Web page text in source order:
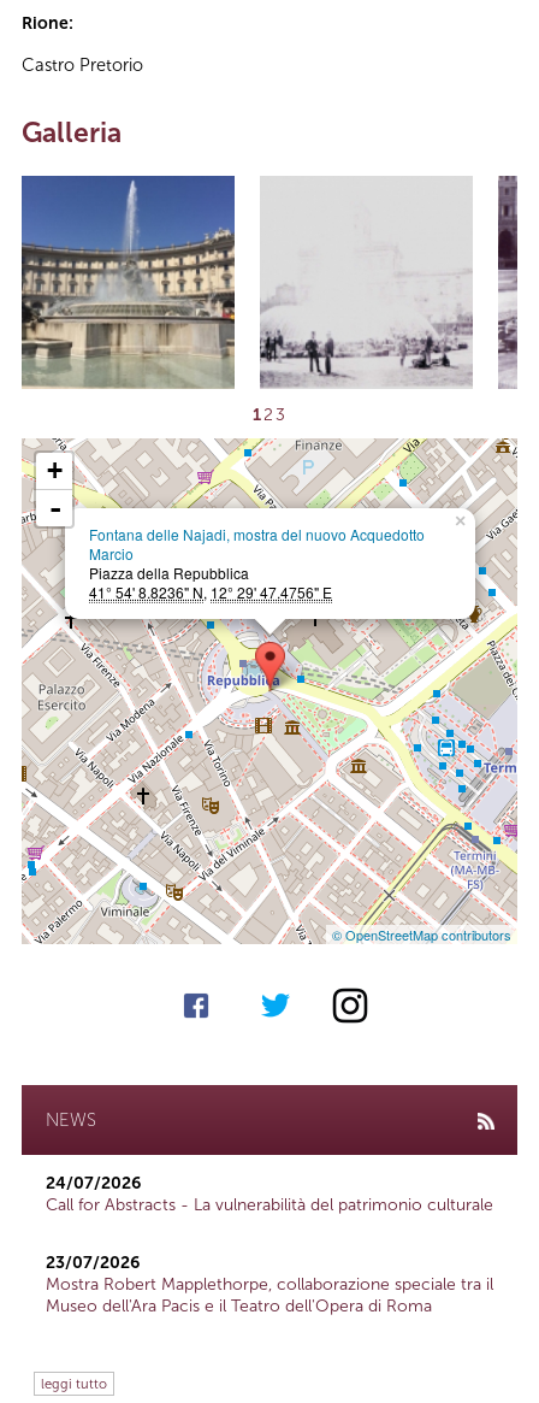
Rione:
Castro Pretorio
Galleria
123
×
Fontana delle Najadi, mostra del nuovo Acquedotto
Marcio
Piazza della Repubblica
41° 54' 8.8236" N, 12° 29' 47.4756" E
+
-
© OpenStreetMap contributors
NEWS
24/07/2026
Call for Abstracts - La vulnerabilità del patrimonio culturale
23/07/2026
Mostra Robert Mapplethorpe, collaborazione speciale tra il
Museo dell'Ara Pacis e il Teatro dell'Opera di Roma
leggi tutto